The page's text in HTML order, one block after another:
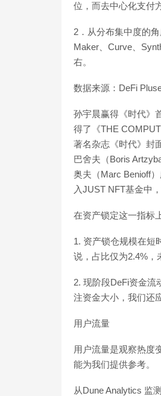
位，而去中心化支付
2．从分布集中度的
Maker、Curve、
右。
数据来源：DeFi
孙宇晨赢得《时代》
得了《THE
著名杂志《时代》封
巴舍夫（Boris
奥夫（Marc Benioff
入JUST NFT基金中
在资产锁定这一指标
1. 资产锁仓规模在短
说，占比仅为2.4%，
2. 现阶段DeFi资金流
注资金大小，我们还
用户流量
用户流量是观察热度
能为我们提供参考。
从Dune Analytics 监